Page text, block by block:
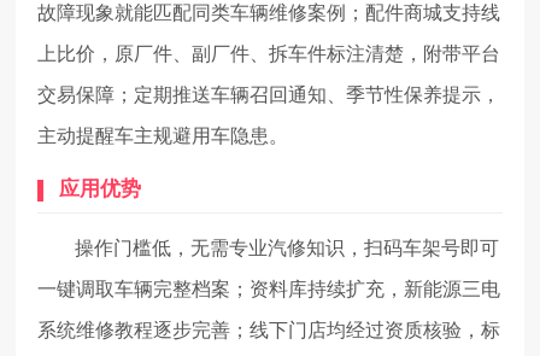
故障现象就能匹配同类车辆维修案例；配件商城支持线
上比价，原厂件、副厂件、拆车件标注清楚，附带平台
交易保障；定期推送车辆召回通知、季节性保养提示，
主动提醒车主规避用车隐患。
应用优势
操作门槛低，无需专业汽修知识，扫码车架号即可
一键调取车辆完整档案；资料库持续扩充，新能源三电
系统维修教程逐步完善；线下门店均经过资质核验，标